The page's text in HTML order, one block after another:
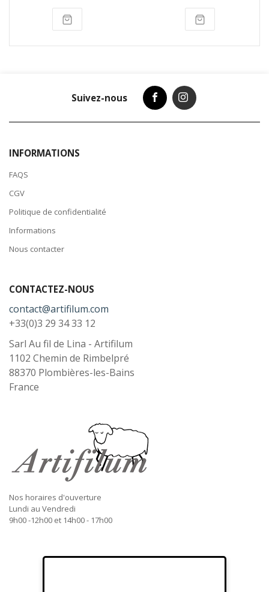
Suivez-nous
INFORMATIONS
FAQS
CGV
Politique de confidentialité
Informations
Nous contacter
CONTACTEZ-NOUS
contact@artifilum.com
+33(0)3 29 34 33 12
Sarl Au fil de Lina - Artifilum
1102 Chemin de Rimbelpré
88370 Plombières-les-Bains
France
Nos horaires d'ouverture
Lundi au Vendredi
9h00 -12h00 et 14h00 - 17h00